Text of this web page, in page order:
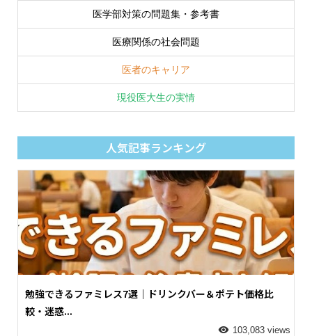
医学部対策の問題集・参考書
医療関係の社会問題
医者のキャリア
現役医大生の実情
人気記事ランキング
勉強できるファミレス7選｜ドリンクバー＆ポテト価格比
較・迷惑...
103,083 views